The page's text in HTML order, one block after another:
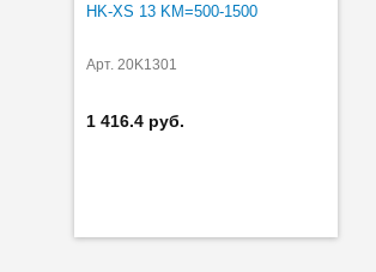
HK-XS 13 KM=500-1500
Арт. 20K1301
1 416.4 руб.